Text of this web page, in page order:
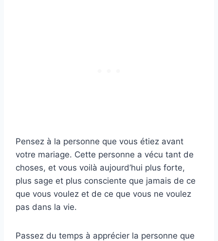
Pensez à la personne que vous étiez avant
votre mariage. Cette personne a vécu tant de
choses, et vous voilà aujourd’hui plus forte,
plus sage et plus consciente que jamais de ce
que vous voulez et de ce que vous ne voulez
pas dans la vie.
Passez du temps à apprécier la personne que